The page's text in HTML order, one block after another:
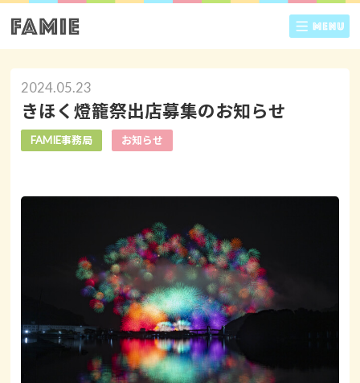
2024.05.23
きほく燈籠祭出店募集のお知らせ
FAMIE事務局 お知らせ